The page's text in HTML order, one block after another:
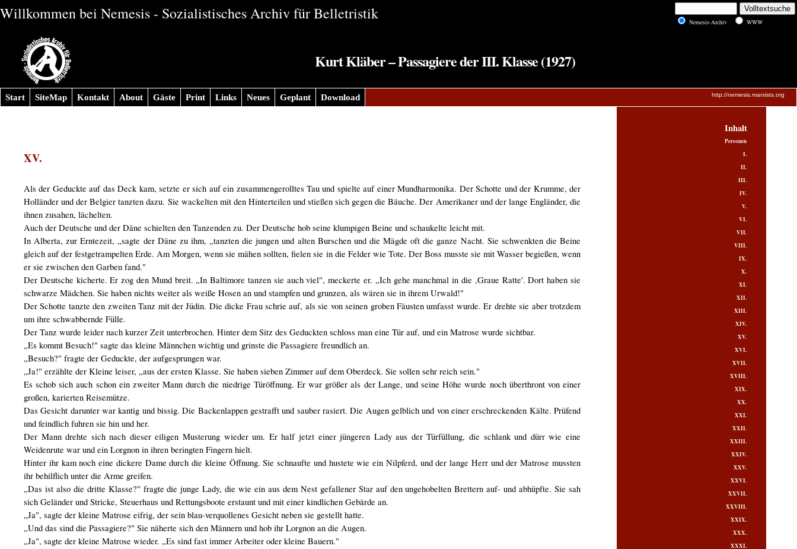
Nemesis-Archiv WWW
Willkommen bei Nemesis - Sozialistisches Archiv für Belletristik
Kurt Kläber – Passagiere der III. Klasse (1927)
Start SiteMap Kontakt About Gäste Print Links Neues Geplant Download http://nemesis.marxists.org
XV.
Als der Geduckte auf das Deck kam, setzte er sich auf ein zusammengerolltes Tau und spielte auf einer Mundharmonika. Der Schotte und der Krumme, der
Holländer und der Belgier tanzten dazu. Sie wackelten mit den Hinterteilen und stießen sich gegen die Bäuche. Der Amerikaner und der lange Engländer, die
ihnen zusahen, lächelten.
Auch der Deutsche und der Däne schielten den Tanzenden zu. Der Deutsche hob seine klumpigen Beine und schaukelte leicht mit.
In Alberta, zur Erntezeit, „sagte der Däne zu ihm, „tanzten die jungen und alten Burschen und die Mägde oft die ganze Nacht. Sie schwenkten die Beine
gleich auf der festgetrampelten Erde. Am Morgen, wenn sie mähen sollten, fielen sie in die Felder wie Tote. Der Boss musste sie mit Wasser begießen, wenn
er sie zwischen den Garben fand."
Der Deutsche kicherte. Er zog den Mund breit. „In Baltimore tanzen sie auch viel", meckerte er. „Ich gehe manchmal in die ,Graue Ratte'. Dort haben sie
schwarze Mädchen. Sie haben nichts weiter als weiße Hosen an und stampfen und grunzen, als wären sie in ihrem Urwald!"
Der Schotte tanzte den zweiten Tanz mit der Jüdin. Die dicke Frau schrie auf, als sie von seinen groben Fäusten umfasst wurde. Er drehte sie aber trotzdem
um ihre schwabbernde Fülle.
Der Tanz wurde leider nach kurzer Zeit unterbrochen. Hinter dem Sitz des Geduckten schloss man eine Tür auf, und ein Matrose wurde sichtbar.
„Es kommt Besuch!" sagte das kleine Männchen wichtig und grinste die Passagiere freundlich an.
„Besuch?" fragte der Geduckte, der aufgesprungen war.
„Ja!" erzählte der Kleine leiser, „aus der ersten Klasse. Sie haben sieben Zimmer auf dem Oberdeck. Sie sollen sehr reich sein."
Es schob sich auch schon ein zweiter Mann durch die niedrige Türöffnung. Er war größer als der Lange, und seine Höhe wurde noch überthront von einer
großen, karierten Reisemütze.
Das Gesicht darunter war kantig und bissig. Die Backenlappen gestrafft und sauber rasiert. Die Augen gelblich und von einer erschreckenden Kälte. Prüfend
und feindlich fuhren sie hin und her.
Der Mann drehte sich nach dieser eiligen Musterung wieder um. Er half jetzt einer jüngeren Lady aus der Türfüllung, die schlank und dürr wie eine
Weidenrute war und ein Lorgnon in ihren beringten Fingern hielt.
Hinter ihr kam noch eine dickere Dame durch die kleine Öffnung. Sie schnaufte und hustete wie ein Nilpferd, und der lange Herr und der Matrose mussten
ihr behilflich unter die Arme greifen.
„Das ist also die dritte Klasse?" fragte die junge Lady, die wie ein aus dem Nest gefallener Star auf den ungehobelten Brettern auf- und abhüpfte. Sie sah
sich Geländer und Stricke, Steuerhaus und Rettungsboote erstaunt und mit einer kindlichen Gebärde an.
„Ja", sagte der kleine Matrose eifrig, der sein blau-verquollenes Gesicht neben sie gestellt hatte.
„Und das sind die Passagiere?" Sie näherte sich den Männern und hob ihr Lorgnon an die Augen.
„Ja", sagte der kleine Matrose wieder. „Es sind fast immer Arbeiter oder kleine Bauern."
Inhalt
Personen
I.
II.
III.
IV.
V.
VI.
VII.
VIII.
IX.
X.
XI.
XII.
XIII.
XIV.
XV.
XVI.
XVII.
XVIII.
XIX.
XX.
XXI.
XXII.
XXIII.
XXIV.
XXV.
XXVI.
XXVII.
XXVIII.
XXIX.
XXX.
XXXI.